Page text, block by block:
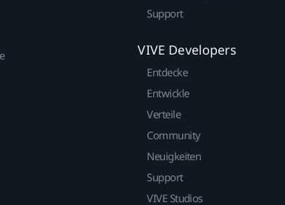
Support
VIVE Developers
Entdecke
Entwickle
Verteile
Community
Neuigkeiten
Support
VIVE Studios